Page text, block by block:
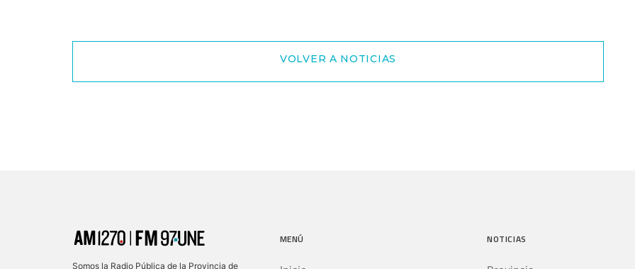
VOLVER A NOTICIAS
Somos la Radio Pública de la Provincia de
MENÚ NOTICIAS